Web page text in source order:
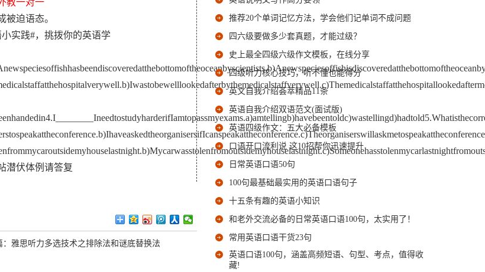
教一对一
迫语态。
实践#，挑拨你的英语学
潜伏体例请答复
雅思听力多选技术之排除法和谜底替换法
推荐20个单词记忆方法，学会他们记单词不成问题
四六级要做多少套真题，才能过级？
史上最全四级六级作文模板，在线分享
四级听力核心技巧，听不懂也能得分
英文自我介绍荟萃精品11条
英语自我介绍双语范文(面试版)
英语四级作文：五大必备模板
口语开口流利说 这10招帮你迅速提升
日常英语口语50句
100句最基础最实用的英语口语句子
十五条有趣的英语小知识
和老外交流必备的日常英语口语100句，太实用了！
常用英语口语干货23句
英语口语100句，涵盖高频短语、句型、考点，值得收
藏!